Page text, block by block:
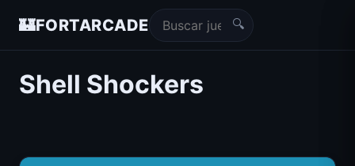
🏰FORTARCADE 🔍
Shell Shockers